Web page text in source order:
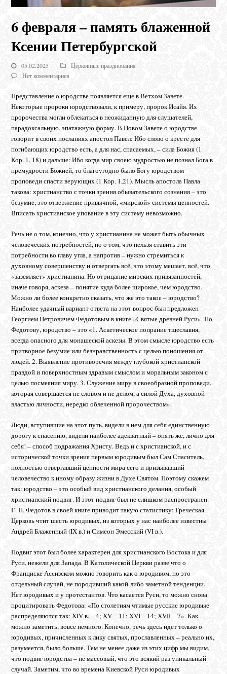
6 февраля – память блаженной
Ксении Петербургской
05.02.2025
Церковные празднования
Нет комментариев
Представление о юродстве появляется еще в Ветхом Завете.
Некоторые пророки юродствовали, к примеру, пророк Исайя. Их
пророчества могли облекаться в неожиданную для слушателей,
парадоксальную, эпатажную форму. В Новом Завете о юродстве
говорит в своих посланиях апостол Павел: Ибо слово о кресте для
погибающих юродство есть, а для нас, спасаемых, – сила Божия (1
Кор. 1, 18) и дальше: Ибо когда мир своею мудростью не познал Бога в
премудрости Божией, то благоугодно было Богу юродством
проповеди спасти верующих (1 Кор. 1,21). Мысль апостола Павла
такова: христианство с точки зрения обывательского сознания – это
безумие, это отвержение привычной, «мирской» системы ценностей.
Вписать христианское упование в эту систему невозможно.
Речь не о том, конечно, что у христианина не может быть обычных
человеческих потребностей, но о том, что нельзя ставить эти
потребности во главу угла, а напротив – нужно стремиться к
духовному совершенству и отвергать всё, что этому мешает, всё, что
«заземляет» христианина. Но отрицание мирских привязанностей,
иначе говоря, аскеза – понятие куда более широкое, чем юродство.
Можно ли более конкретно сказать, что же это такое – юродство?
Наиболее удачный вариант ответа на этот вопрос был предложен
Георгием Петровичем Федотовым в книге «Святые древней Руси». По
Федотову, юродство – это «1. Аскетическое попрание тщеславия,
всегда опасного для монашеской аскезы. В этом смысле юродство есть
притворное безумие или безнравственность с целью поношения от
людей. 2. Выявление противоречия между глубокой христианской
правдой и поверхностным здравым смыслом и моральным законом с
целью посмеяния миру. 3. Служение миру в своеобразной проповеди,
которая совершается не словом и не делом, а силой Духа, духовной
властью личности, нередко облеченной пророчеством».
Люди, вступившие на этот путь, видели в нем для себя единственную
дорогу к спасению, видели наиболее адекватный – опять же, лично для
себя! – способ подражания Христу. Ведь и с христианской, и с
исторической точки зрения первым юродивым был Сам Спаситель,
полностью отвергавший ценности мира сего и призывавший
человечество к иному образу жизни в Духе Святом. Поэтому скажем
так: юродство – это особый вид христианского делания, особый
христианский подвиг. И этот подвиг был не слишком распространен.
Г. П. Федотов в своей книге приводит такую статистику: Греческая
Церковь чтит шесть юродивых, из которых у нас наиболее известны
Андрей Блаженный (IX в.) и Симеон Эмесский (VI в.).
Подвиг этот был более характерен для христианского Востока и для
Руси, нежели для Запада. В Католической Церкви разве что о
Франциске Ассизском можно говорить как о юродивом, но это
отдельный случай, не породивший какой-либо заметной тенденции.
Нет юродивых и у протестантов. Что касается Руси, то можно снова
процитировать Федотова: «По столетиям чтимые русские юродивые
распределяются так: XIV в. – 4; XV – 11; XVI – 14; XVII – 7». Как
можно заметить, вовсе немного. Конечно, речь здесь идет только о
юродивых, причисленных к лику святых, прославленных – реально их,
разумеется, было больше. Тем не менее даже из этих цифр мы видим,
что подвиг юродства – не массовый, что это всякий раз уникальный
случай. Заметим, что во времена Киевской Руси юродивых